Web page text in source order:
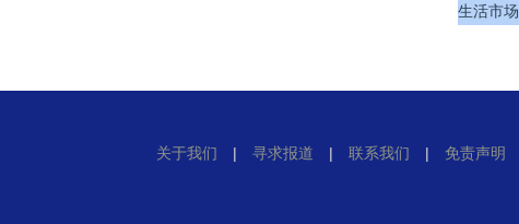
生活市场
关于我们 | 寻求报道 | 联系我们 | 免责声明